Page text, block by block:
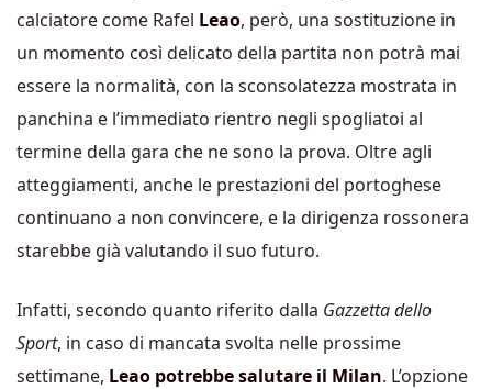
calciatore come Rafel Leao, però, una sostituzione in
un momento così delicato della partita non potrà mai
essere la normalità, con la sconsolatezza mostrata in
panchina e l’immediato rientro negli spogliatoi al
termine della gara che ne sono la prova. Oltre agli
atteggiamenti, anche le prestazioni del portoghese
continuano a non convincere, e la dirigenza rossonera
starebbe già valutando il suo futuro.
Infatti, secondo quanto riferito dalla Gazzetta dello
Sport, in caso di mancata svolta nelle prossime
settimane, Leao potrebbe salutare il Milan. L’opzione